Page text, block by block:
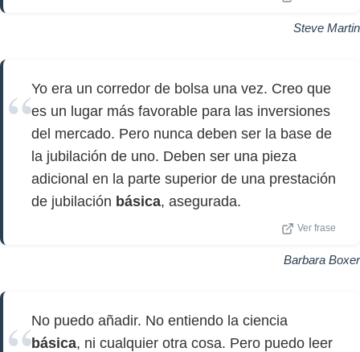
Steve Martin
Yo era un corredor de bolsa una vez. Creo que
es un lugar más favorable para las inversiones
del mercado. Pero nunca deben ser la base de
la jubilación de uno. Deben ser una pieza
adicional en la parte superior de una prestación
de jubilación básica, asegurada.
Ver frase
Barbara Boxer
No puedo añadir. No entiendo la ciencia
básica, ni cualquier otra cosa. Pero puedo leer